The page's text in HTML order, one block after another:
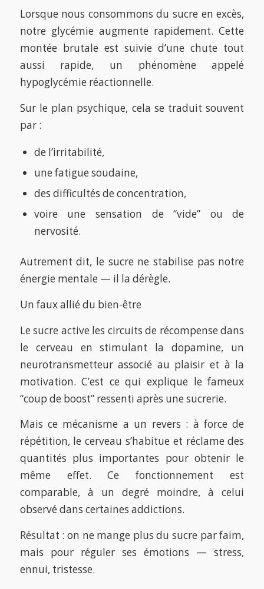
Lorsque nous consommons du sucre en excès,
notre glycémie augmente rapidement. Cette
montée brutale est suivie d’une chute tout
aussi rapide, un phénomène appelé
hypoglycémie réactionnelle.
Sur le plan psychique, cela se traduit souvent
par :
de l’irritabilité,
une fatigue soudaine,
des difficultés de concentration,
voire une sensation de “vide” ou de
nervosité.
Autrement dit, le sucre ne stabilise pas notre
énergie mentale — il la dérègle.
Un faux allié du bien-être
Le sucre active les circuits de récompense dans
le cerveau en stimulant la dopamine, un
neurotransmetteur associé au plaisir et à la
motivation. C’est ce qui explique le fameux
“coup de boost” ressenti après une sucrerie.
Mais ce mécanisme a un revers : à force de
répétition, le cerveau s’habitue et réclame des
quantités plus importantes pour obtenir le
même effet. Ce fonctionnement est
comparable, à un degré moindre, à celui
observé dans certaines addictions.
Résultat : on ne mange plus du sucre par faim,
mais pour réguler ses émotions — stress,
ennui, tristesse.